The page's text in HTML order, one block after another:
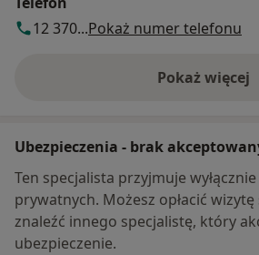
12 370...Pokaż numer telefonu
Pokaż więcej
o adresie
Ubezpieczenia - brak
Ten specjalista przyjmuje
prywatnych. Możesz opłacić
znaleźć innego specjalistę, który
ubezpieczenie.